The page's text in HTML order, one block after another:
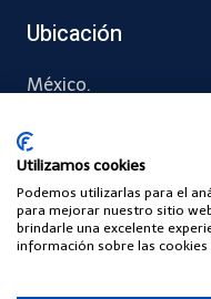
Ubicación
México.
55 6071 4371
contacto
Utilizamos cookies
Podemos utilizarlas para el
para mejorar nuestro sitio
brindarle una excelente
información sobre las